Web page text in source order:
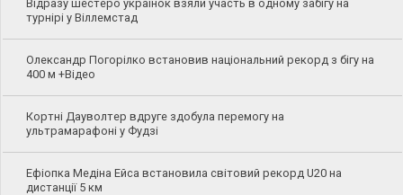
Відразу шестеро українок взяли участь в одному забігу на
турнірі у Віллемстад
Олександр Погорілко встановив національний рекорд з бігу на
400 м +Відео
Кортні Дауволтер вдруге здобула перемогу на
ультрамарафоні у Фудзі
Ефіопка Медіна Ейса встановила світовий рекорд U20 на
дистанції 5 км